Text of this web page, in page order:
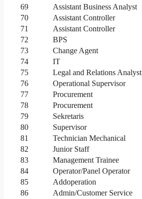
69
Assistant Business Analyst
70
Assistant Controller
71
Assistant Controller
72
BPS
73
Change Agent
74
IT
75
Legal and Relations Analyst
76
Operational Supervisor
77
Procurement
78
Procurement
79
Sekretaris
80
Supervisor
81
Technician Mechanical
82
Junior Staff
83
Management Trainee
84
Operator/Panel Operator
85
Addoperation
86
Admin/Customer Service